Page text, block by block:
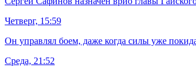
Четверг, 15:59
Он управлял боем, даже когда силы уже
Среда, 21:52